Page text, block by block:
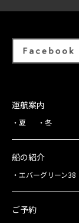
運航案内
夏 冬
船の紹介
エバーグリーン38
ご予約